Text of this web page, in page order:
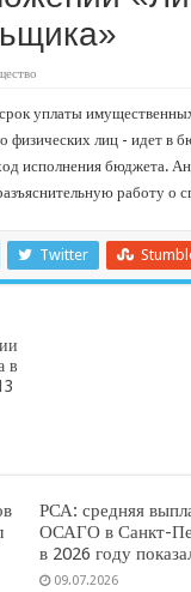
запустят проект
компанию
День России
молодежный форум
уплаты
физических лиц - идет в
исполнения бюджета.
работу о
Twitter
в
РСА: средняя
ОСАГО в Санкт-
в 2026 году
09.07.2026